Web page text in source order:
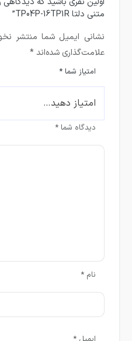
متنی دلتا TP04P-16TP1R”
نشانی ایمیل شما منتشر
علامت‌گذاری شده‌اند*
امتیاز شما*
دیدگاه شما*
نام*